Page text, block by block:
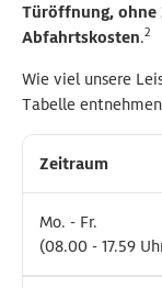
Türöffnung, ohne
Abfahrtskosten.2
Wie viel unsere
Tabelle
Zeitraum
Mo. - Fr.
(08.00 - 17.59
Zeitraum
Mo. - Fr.
(08.00 - 17.59